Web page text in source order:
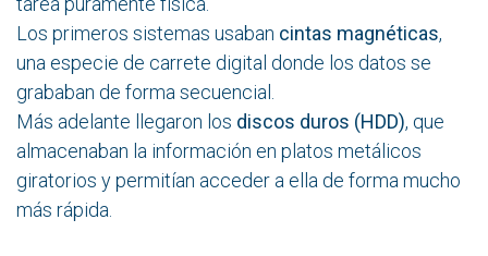
Los primeros sistemas usaban cintas magnéticas,
una especie de carrete digital donde los datos se
grababan de forma secuencial.
Más adelante llegaron los discos duros (HDD), que
almacenaban la información en platos metálicos
giratorios y permitían acceder a ella de forma mucho
más rápida.